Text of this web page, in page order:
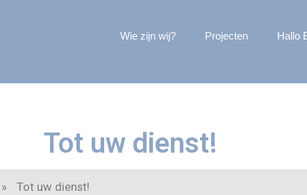
Wie zijn wij? Projecten Hallo
Tot uw dienst!
» Tot uw dienst!